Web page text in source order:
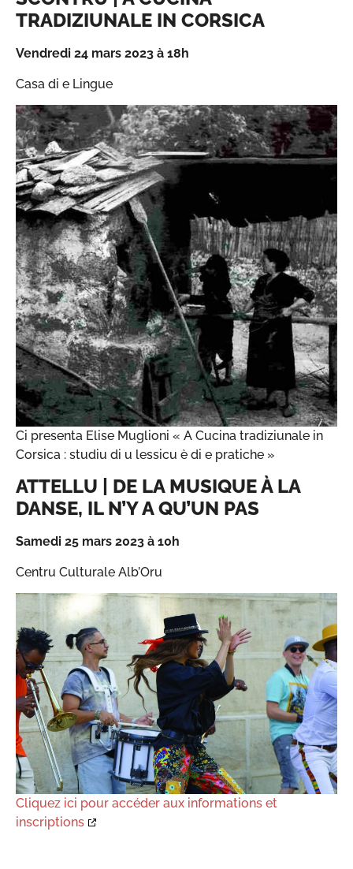
TRADIZIUNALE IN CORSICA
Vendredi 24 mars 2023 à 18h
Casa di e Lingue
Ci presenta Elise Muglioni « A Cucina tradiziunale in
Corsica : studiu di u lessicu è di e pratiche »
ATTELLU | DE LA MUSIQUE À LA
DANSE, IL N’Y A QU’UN PAS
Samedi 25 mars 2023 à 10h
Centru Culturale Alb’Oru
Cliquez ici pour accéder aux informations et
inscriptions